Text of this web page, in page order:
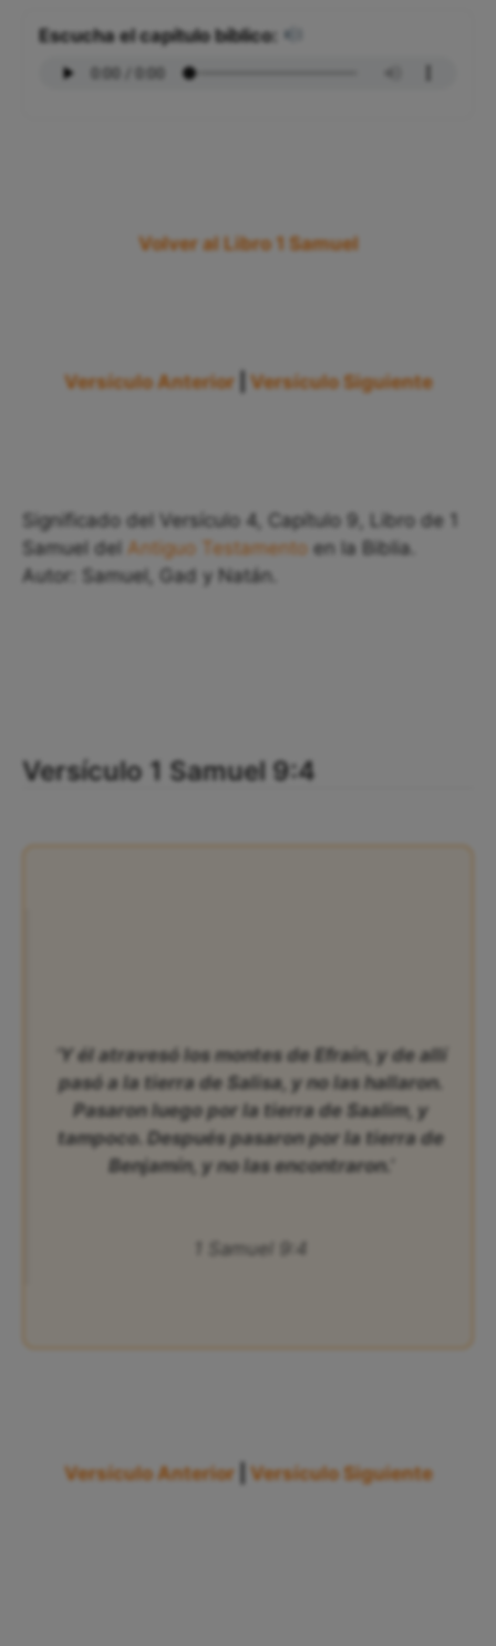
Escucha el capítulo bíblico:
Volver al Libro 1 Samuel
Versículo Anterior Versículo Siguiente
Significado del Versículo 4, Capítulo 9, Libro de 1
Samuel del Antiguo Testamento en la Biblia.
Autor: Samuel, Gad y Natán.
Versículo 1 Samuel 9:4
‘Y él atravesó los montes de Efraín, y de allí
pasó a la tierra de Salisa, y no las hallaron.
Pasaron luego por la tierra de Saalim, y
tampoco. Después pasaron por la tierra de
Benjamín, y no las encontraron.’
1 Samuel 9:4
Versículo Anterior Versículo Siguiente